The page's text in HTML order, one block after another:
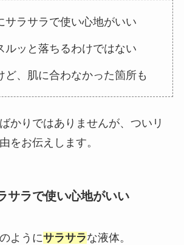
サラサラで使い心地がいい
ルッと落ちるわけではない
ど、肌に合わなかった箇所も
かりではありませんが、ついリ
をお伝えします。
サラで使い心地がいい
ようにサラサラな液体。